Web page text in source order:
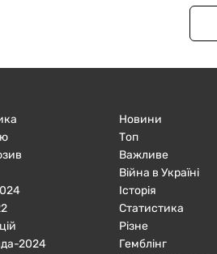
2024
Новини
Топ
Важливе
Війна в Україні
Історія
Статистика
Різне
Гемблінг